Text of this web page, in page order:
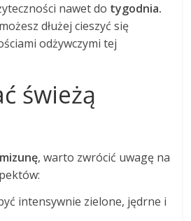
nawet do tygodnia.
dłużej cieszyć się
odżywczymi tej
świeżą
mizunę, warto zwrócić uwagę na
intensywnie zielone, jędrne i